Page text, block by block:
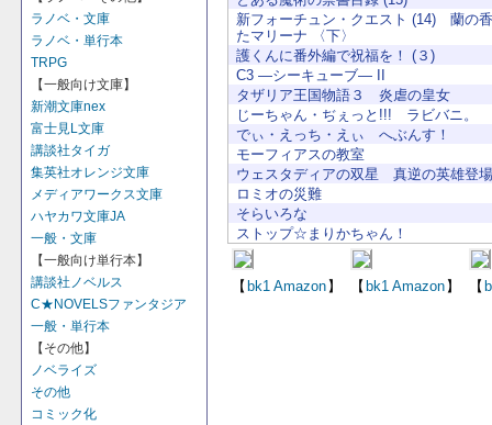
ラノベ・文庫
ラノベ・単行本
TRPG
【一般向け文庫】
新潮文庫nex
富士見L文庫
講談社タイガ
集英社オレンジ文庫
メディアワークス文庫
ハヤカワ文庫JA
一般・文庫
【一般向け単行本】
講談社ノベルス
C★NOVELSファンタジア
一般・単行本
【その他】
ノベライズ
その他
コミック化
新フォーチュン・クエスト (14) 蘭の
たマリーナ 〈下〉
護くんに番外編で祝福を！ (３)
C3 ―シーキューブ― II
タザリア王国物語３ 炎虐の皇女
じーちゃん・ぢぇっと!!! ラビバニ。
でぃ・えっち・えぃ へぶんす！
モーフィアスの教室
ウェスタディアの双星 真逆の英雄登
ロミオの災難
そらいろな
ストップ☆まりかちゃん！
【bk1 Amazon】 【bk1 Amazon】 【